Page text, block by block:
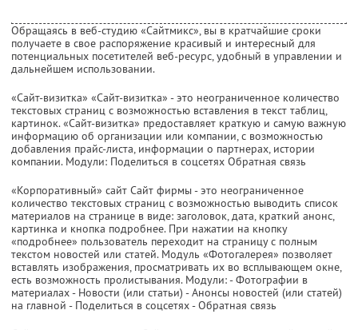
Обращаясь в веб-студию «Сайтмикс», вы в кратчайшие сроки
получаете в свое распоряжение красивый и интересный для
потенциальных посетителей веб-ресурс, удобный в управлении и
дальнейшем использовании.
«Сайт-визитка» «Сайт-визитка» - это неограниченное количество
текстовых страниц с возможностью вставления в текст таблиц,
картинок. «Сайт-визитка» предоставляет краткую и самую важную
информацию об организации или компании, с возможностью
добавления прайс-листа, информации о партнерах, истории
компании. Модули: Поделиться в соцсетях Обратная связь
«Корпоративный» сайт Сайт фирмы - это неограниченное
количество текстовых страниц с возможностью выводить список
материалов на странице в виде: заголовок, дата, краткий анонс,
картинка и кнопка подробнее. При нажатии на кнопку
«подробнее» пользователь переходит на страницу с полным
текстом новостей или статей. Модуль «Фотогалерея» позволяет
вставлять изображения, просматривать их во всплывающем окне,
есть возможность пролистывания. Модули: - Фотографии в
материалах - Новости (или статьи) - Анонсы новостей (или статей)
на главной - Поделиться в соцсетях - Обратная связь